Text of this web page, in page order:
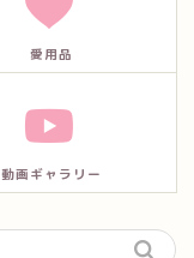
愛用品
動画ギャラリー